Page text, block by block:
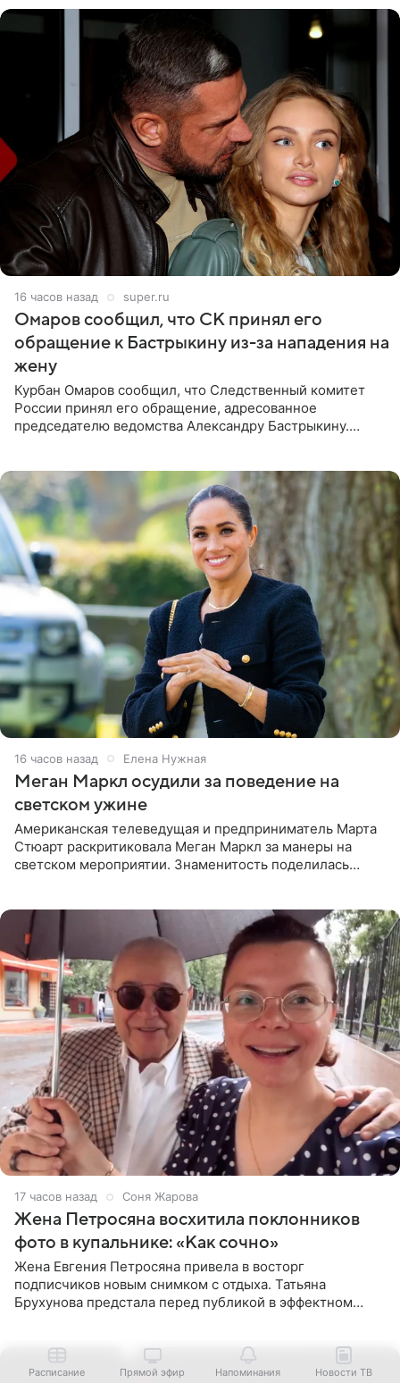
16 часов назад super.ru
Омаров сообщил, что СК принял его
обращение к Бастрыкину из-за нападения на
жену
Курбан Омаров сообщил, что Следственный комитет
России принял его обращение, адресованное
председателю ведомства Александру Бастрыкину.
16 часов назад Елена Нужная
Меган Маркл осудили за поведение на
светском ужине
Американская телеведущая и предприниматель Марта
Стюарт раскритиковала Меган Маркл за манеры на
светском мероприятии. Знаменитость поделилась
17 часов назад Соня Жарова
Жена Петросяна восхитила поклонников
фото в купальнике: «Как сочно»
Жена Евгения Петросяна привела в восторг
подписчиков новым снимком с отдыха. Татьяна
Брухунова предстала перед публикой в эффектном
Расписание Прямой эфир Напоминания Новости ТВ